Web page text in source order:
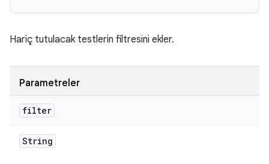
Hariç tutulacak testlerin filtresini ekler.
Parametreler
filter
String